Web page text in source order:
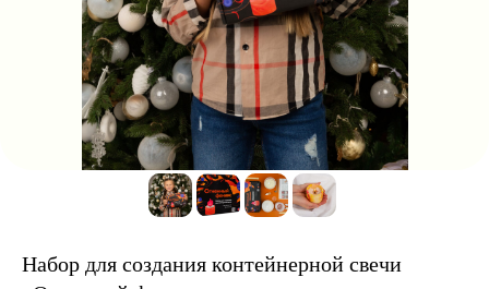
Набор для создания контейнерной свечи